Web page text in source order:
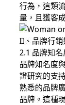
行為，這類
量，且獲客
II、品牌行
2.1 品牌知
品牌知名度
證研究的支
熟悉的品牌
品牌。這種